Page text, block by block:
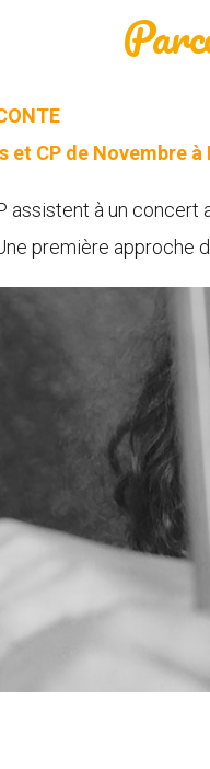
et CP de Novembre à
assistent à un concert
première